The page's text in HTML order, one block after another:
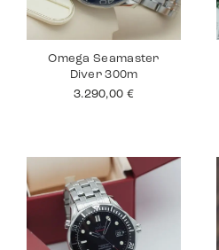
Omega Seamaster
Diver 300m
3.290,00 €